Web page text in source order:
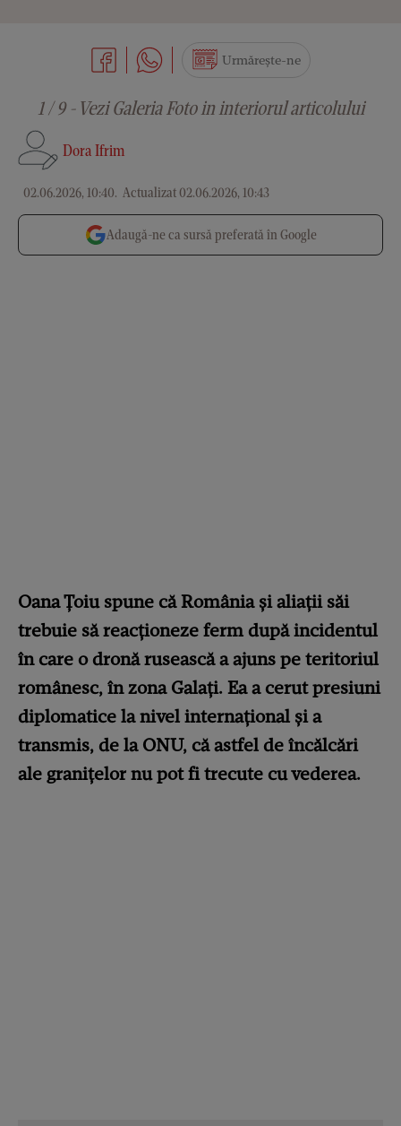
Dora Ifrim
02.06.2026, 10:40. Actualizat 02.06.2026, 10:43
Urmărește-ne
1 / 9 - Vezi Galeria Foto in interiorul articolului
Adaugă-ne ca sursă preferată în Google
Oana Țoiu spune că România și aliații săi
trebuie să reacționeze ferm după incidentul
în care o dronă rusească a ajuns pe teritoriul
românesc, în zona Galați. Ea a cerut presiuni
diplomatice la nivel internațional și a
transmis, de la ONU, că astfel de încălcări
ale granițelor nu pot fi trecute cu vederea.